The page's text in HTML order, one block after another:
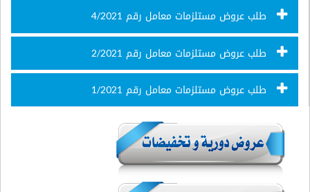
طلب عروض مستلزمات معامل رقم 4/2021
طلب عروض مستلزمات معامل رقم 2/2021
طلب عروض مستلزمات معامل رقم 1/2021